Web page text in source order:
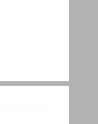
מבוא ... 9